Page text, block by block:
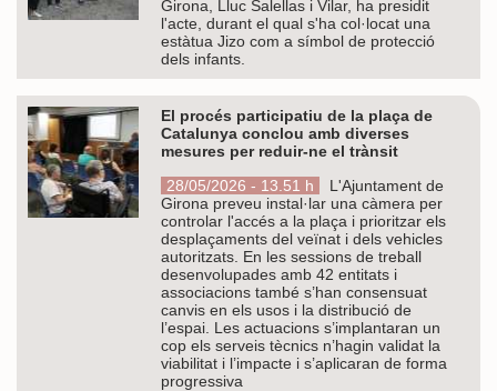
Girona, Lluc Salellas i Vilar, ha presidit
l'acte, durant el qual s'ha col·locat una
estàtua Jizo com a símbol de protecció
dels infants.
El procés participatiu de la plaça de
Catalunya conclou amb diverses
mesures per reduir-ne el trànsit
28/05/2026 - 13.51 h
L'Ajuntament de
Girona preveu instal·lar una càmera per
controlar l'accés a la plaça i prioritzar els
desplaçaments del veïnat i dels vehicles
autoritzats. En les sessions de treball
desenvolupades amb 42 entitats i
associacions també s’han consensuat
canvis en els usos i la distribució de
l’espai. Les actuacions s’implantaran un
cop els serveis tècnics n’hagin validat la
viabilitat i l’impacte i s’aplicaran de forma
progressiva